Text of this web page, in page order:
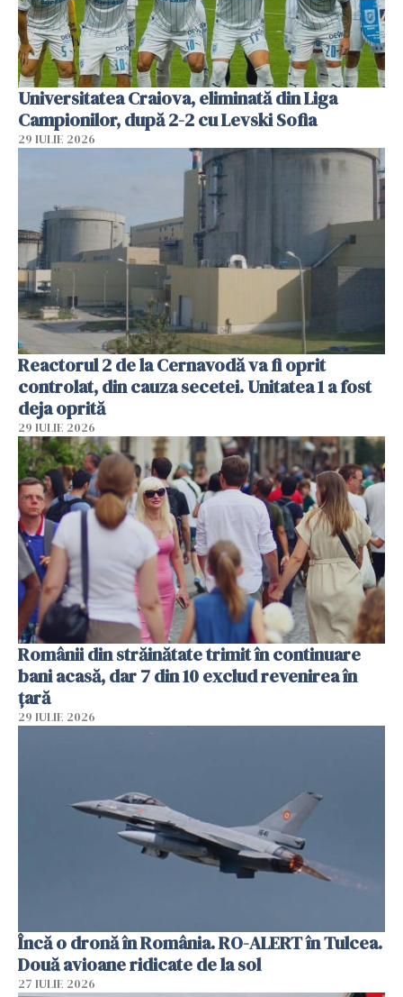
Universitatea Craiova, eliminată din Liga
Campionilor, după 2-2 cu Levski Sofia
29 IULIE 2026
Reactorul 2 de la Cernavodă va fi oprit
controlat, din cauza secetei. Unitatea 1 a fost
deja oprită
29 IULIE 2026
Românii din străinătate trimit în continuare
bani acasă, dar 7 din 10 exclud revenirea în
țară
29 IULIE 2026
Încă o dronă în România. RO-ALERT în Tulcea.
Două avioane ridicate de la sol
27 IULIE 2026